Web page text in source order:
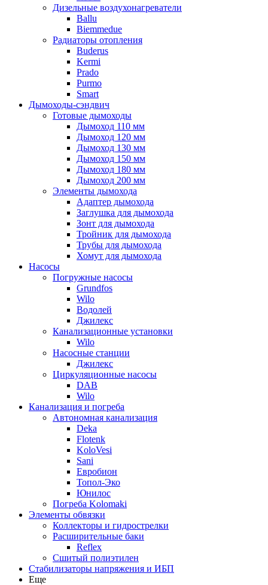
Дизельные воздухонагреватели
Ballu
Biemmedue
Радиаторы отопления
Buderus
Kermi
Prado
Purmo
Smart
Дымоходы-сэндвич
Готовые дымоходы
Дымоход 110 мм
Дымоход 120 мм
Дымоход 130 мм
Дымоход 150 мм
Дымоход 180 мм
Дымоход 200 мм
Элементы дымохода
Адаптер дымохода
Заглушка для дымохода
Зонт для дымохода
Тройник для дымохода
Трубы для дымохода
Хомут для дымохода
Насосы
Погружные насосы
Grundfos
Wilo
Водолей
Джилекс
Канализационные установки
Wilo
Насосные станции
Джилекс
Циркуляционные насосы
DAB
Wilo
Канализация и погреба
Автономная канализация
Deka
Flotenk
KoloVesi
Sani
Евробион
Топол-Эко
Юнилос
Погреба Kolomaki
Элементы обвязки
Коллекторы и гидрострелки
Расширительные баки
Reflex
Сшитый полиэтилен
Стабилизаторы напряжения и ИБП
Еще